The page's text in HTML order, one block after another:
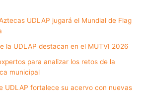
UDLAP jugará el Mundial de Flag
la UDLAP destacan en el MUTVI 2026
para analizar los retos de la
municipal
UDLAP fortalece su acervo con nuevas